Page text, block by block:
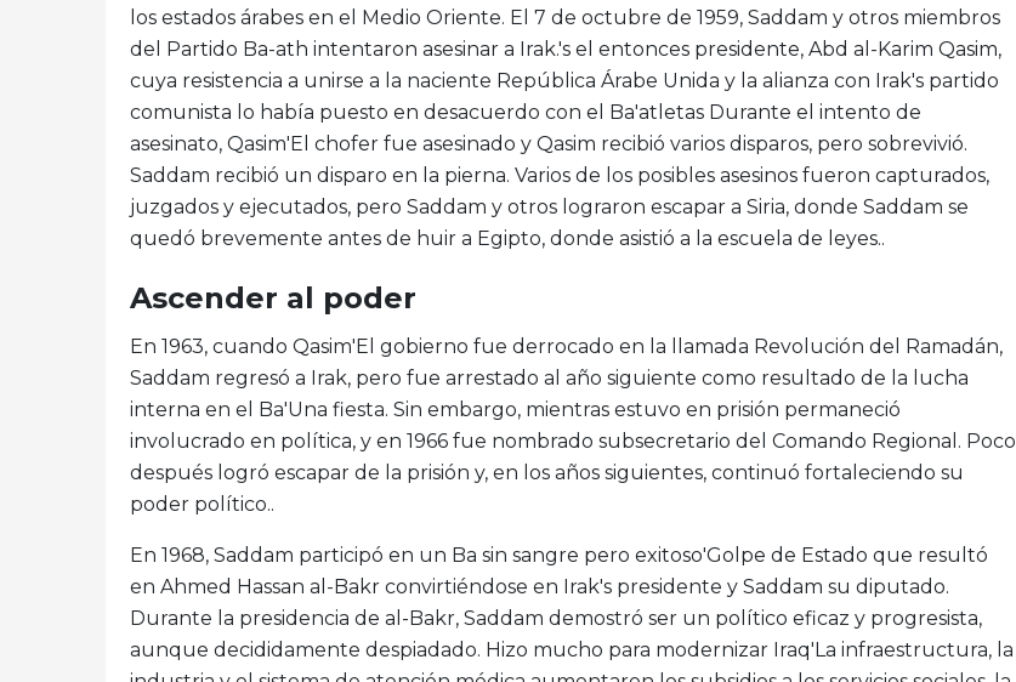
los estados árabes en el Medio Oriente. El 7 de octubre de 1959, Saddam y otros miembros
del Partido Ba-ath intentaron asesinar a Irak.'s el entonces presidente, Abd al-Karim Qasim,
cuya resistencia a unirse a la naciente República Árabe Unida y la alianza con Irak's partido
comunista lo había puesto en desacuerdo con el Ba'atletas Durante el intento de
asesinato, Qasim'El chofer fue asesinado y Qasim recibió varios disparos, pero sobrevivió.
Saddam recibió un disparo en la pierna. Varios de los posibles asesinos fueron capturados,
juzgados y ejecutados, pero Saddam y otros lograron escapar a Siria, donde Saddam se
quedó brevemente antes de huir a Egipto, donde asistió a la escuela de leyes..
Ascender al poder
En 1963, cuando Qasim'El gobierno fue derrocado en la llamada Revolución del Ramadán,
Saddam regresó a Irak, pero fue arrestado al año siguiente como resultado de la lucha
interna en el Ba'Una fiesta. Sin embargo, mientras estuvo en prisión permaneció
involucrado en política, y en 1966 fue nombrado subsecretario del Comando Regional. Poco
después logró escapar de la prisión y, en los años siguientes, continuó fortaleciendo su
poder político..
En 1968, Saddam participó en un Ba sin sangre pero exitoso'Golpe de Estado que resultó
en Ahmed Hassan al-Bakr convirtiéndose en Irak's presidente y Saddam su diputado.
Durante la presidencia de al-Bakr, Saddam demostró ser un político eficaz y progresista,
aunque decididamente despiadado. Hizo mucho para modernizar Iraq'La infraestructura, la